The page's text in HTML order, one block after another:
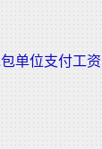
单位支付工资